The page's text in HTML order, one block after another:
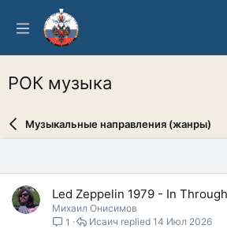
РОК музыка
Музыкальные направления (жанры)
Led Zeppelin 1979 - In
Михаил Онисимов
1
14 Июл 2026
Исаич